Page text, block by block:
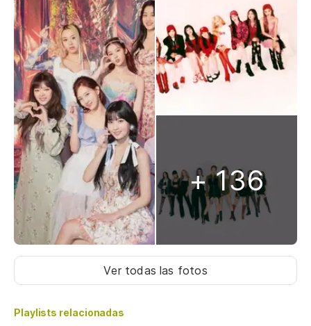
+ 136
Ver todas las fotos
Playlists relacionadas